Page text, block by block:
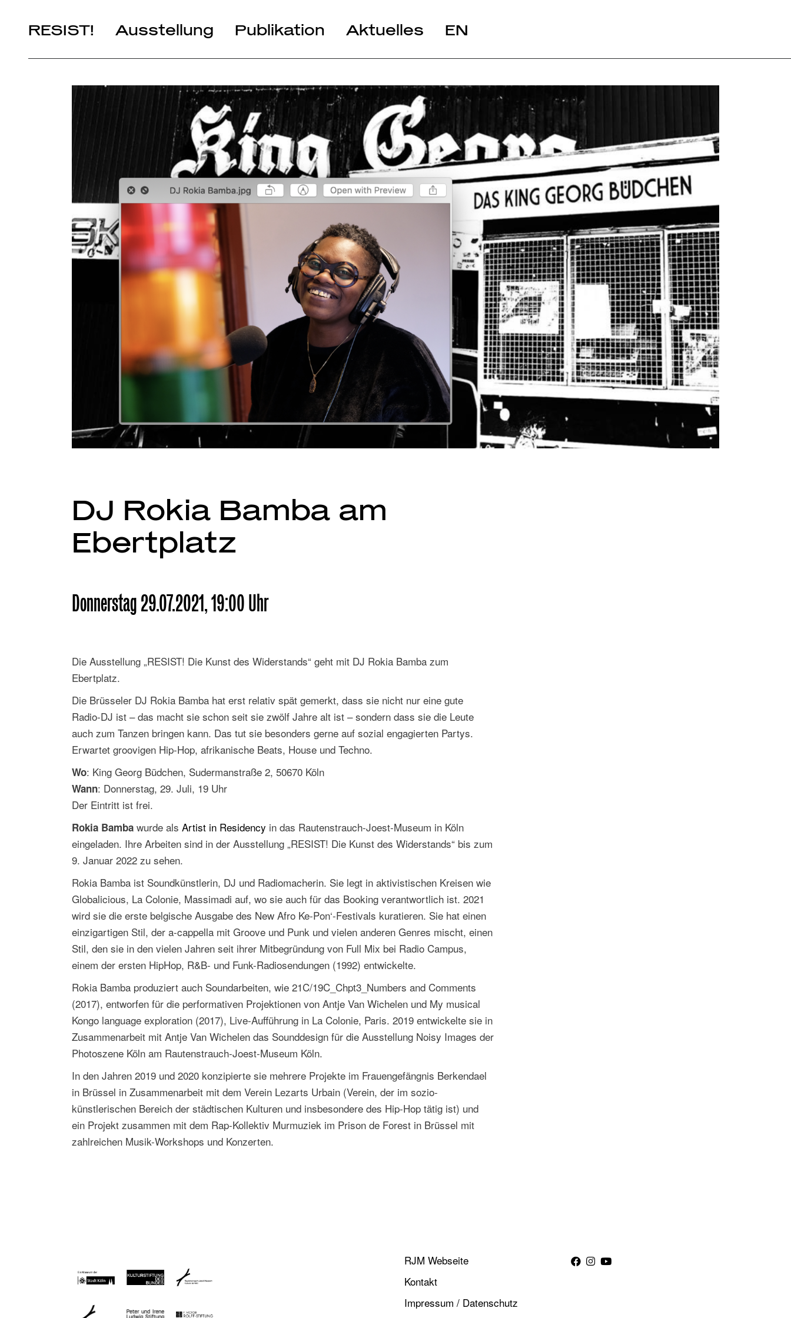
RESIST! Ausstellung
Kapitel
Künstler*innen
It’s Yours!
Artists in Residence
Publikation Aktuelles EN
DJ Rokia Bamba am
Ebertplatz
Donnerstag 29.07.2021, 19:00 Uhr
Die Ausstellung „RESIST! Die Kunst des Widerstands“ geht mit DJ Rokia Bamba zum
Ebertplatz.
Die Brüsseler DJ Rokia Bamba hat erst relativ spät gemerkt, dass sie nicht nur eine gute
Radio-DJ ist – das macht sie schon seit sie zwölf Jahre alt ist – sondern dass sie die Leute
auch zum Tanzen bringen kann. Das tut sie besonders gerne auf sozial engagierten Partys.
Erwartet groovigen Hip-Hop, afrikanische Beats, House und Techno.
Wo: King Georg Büdchen, Sudermanstraße 2, 50670 Köln
Wann: Donnerstag, 29. Juli, 19 Uhr
Der Eintritt ist frei.
Rokia Bamba wurde als Artist in Residency in das Rautenstrauch-Joest-Museum in Köln
eingeladen. Ihre Arbeiten sind in der Ausstellung „RESIST! Die Kunst des Widerstands“ bis zum
9. Januar 2022 zu sehen.
Rokia Bamba ist Soundkünstlerin, DJ und Radiomacherin. Sie legt in aktivistischen Kreisen wie
Globalicious, La Colonie, Massimadi auf, wo sie auch für das Booking verantwortlich ist. 2021
wird sie die erste belgische Ausgabe des New Afro Ke-Pon‘-Festivals kuratieren. Sie hat einen
einzigartigen Stil, der a-cappella mit Groove und Punk und vielen anderen Genres mischt, einen
Stil, den sie in den vielen Jahren seit ihrer Mitbegründung von Full Mix bei Radio Campus,
einem der ersten HipHop, R&B- und Funk-Radiosendungen (1992) entwickelte.
Rokia Bamba produziert auch Soundarbeiten, wie 21C/19C_Chpt3_Numbers and Comments
(2017), entworfen für die performativen Projektionen von Antje Van Wichelen und My musical
Kongo language exploration (2017), Live-Aufführung in La Colonie, Paris. 2019 entwickelte sie in
Zusammenarbeit mit Antje Van Wichelen das Sounddesign für die Ausstellung Noisy Images der
Photoszene Köln am Rautenstrauch-Joest-Museum Köln.
In den Jahren 2019 und 2020 konzipierte sie mehrere Projekte im Frauengefängnis Berkendael
in Brüssel in Zusammenarbeit mit dem Verein Lezarts Urbain (Verein, der im sozio-
künstlerischen Bereich der städtischen Kulturen und insbesondere des Hip-Hop tätig ist) und
ein Projekt zusammen mit dem Rap-Kollektiv Murmuziek im Prison de Forest in Brüssel mit
zahlreichen Musik-Workshops und Konzerten.
RJM Webseite
Kontakt
Impressum / Datenschutz